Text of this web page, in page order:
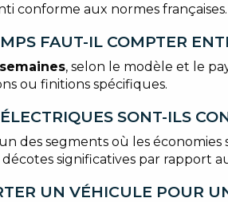
conforme aux normes françaises.
FAUT-IL COMPTER
, selon le modèle et le
ou finitions spécifiques.
SONT-ILS
des segments où les
significatives par rapport
UN VÉHICULE POUR